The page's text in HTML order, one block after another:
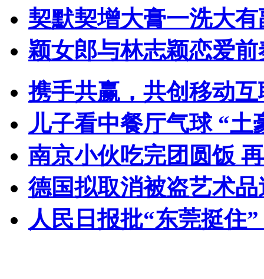
契默契增大膏一洗大
颖女郎与林志颖恋爱
携手共赢，共创移动
儿子看中餐厅气球 “土
南京小伙吃完团圆饭
德国拟取消被盗艺术
人民日报批“东莞挺住